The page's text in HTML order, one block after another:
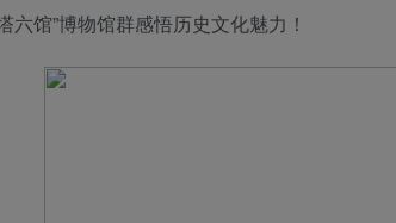
六馆”博物馆群感悟历史文化魅力！